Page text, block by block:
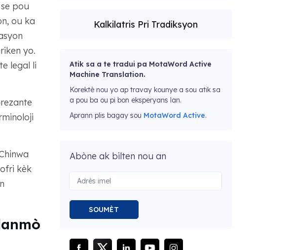
pou
ou ka
yo.
legal li
kèk
Kalkilatris Pri Tradiksyon
Atik sa a te tradui pa MotaWord Active
Machine Translation.
Korektè nou yo ap travay kounye a sou atik sa
a pou ba ou pi bon eksperyans lan.
Aprann plis bagay sou MotaWord Active.
Abòne ak bilten nou an
SOUMÈT